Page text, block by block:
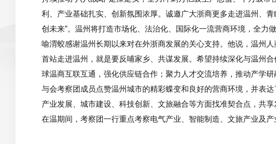
利、产业基础扎实、创新氛围浓厚。诚邀广大浙商更多走进温州、
创未来”。温州将打造市场化、法治化、国际化一流营商环境，全力
喻渭蛟感谢温州长期以来对在外浙商发展的关心支持。他说，温州
首站走进温州，就是要反哺家乡、共谋发展。希望持续深化与温州
球温商互联互通，强化供应链合作；聚力人才交流培养，推动产学研
与会考察团成员点赞温州城市的精彩蝶变和良好的营商环境，并表
产业发展、城市建设、科技创新、文旅融合等方面找准契合点，共享
在温期间，考察团一行重点考察电气产业、智能制造、文旅产业及产